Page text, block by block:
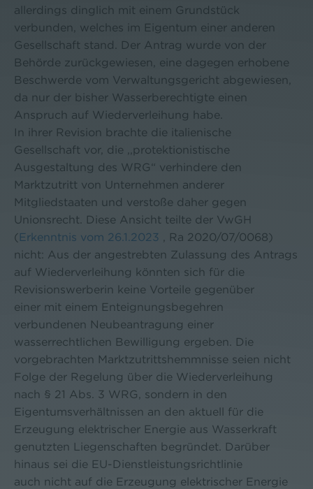
allerdings dinglich mit einem Grundstück
verbunden, welches im Eigentum einer anderen
Gesellschaft stand. Der Antrag wurde von der
Behörde zurückgewiesen, eine dagegen erhobene
Beschwerde vom Verwaltungsgericht abgewiesen,
da nur der bisher Wasserberechtigte einen
Anspruch auf Wiederverleihung habe.
In ihrer Revision brachte die italienische
Gesellschaft vor, die ,,protektionistische
Ausgestaltung des WRG“ verhindere den
Marktzutritt von Unternehmen anderer
Mitgliedstaaten und verstoße daher gegen
Unionsrecht. Diese Ansicht teilte der VwGH
(Erkenntnis vom 26.1.2023 , Ra 2020/07/0068)
nicht: Aus der angestrebten Zulassung des Antrags
auf Wiederverleihung könnten sich für die
Revisionswerberin keine Vorteile gegenüber
einer mit einem Enteignungsbegehren
verbundenen Neubeantragung einer
wasserrechtlichen Bewilligung ergeben. Die
vorgebrachten Marktzutrittshemmnisse seien nicht
Folge der Regelung über die Wiederverleihung
nach § 21 Abs. 3 WRG, sondern in den
Eigentumsverhältnissen an den aktuell für die
Erzeugung elektrischer Energie aus Wasserkraft
genutzten Liegenschaften begründet. Darüber
hinaus sei die EU-Dienstleistungsrichtlinie
auch nicht auf die Erzeugung elektrischer Energie